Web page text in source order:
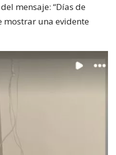
mensaje: “Días de
mostrar una evidente